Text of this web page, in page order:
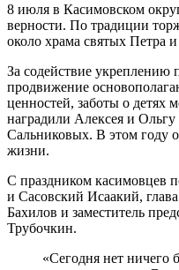
8 июля в Касимовском
верности. По традиции
около храма святых Петра
За содействие укреплению
продвижение
ценностей, заботы о детях
наградили Алексея и
Сальниковых. В этом году
жизни.
С праздником касимовцев
и Сасовский Исаакий,
Бахилов и заместитель
Трубочкин.
«Сегодня нет ничего